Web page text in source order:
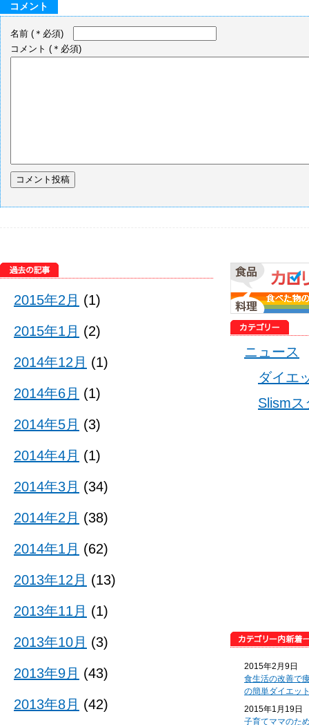
コメント
名前 (＊必須)
コメント (＊必須)
ニュース
ダイエ
Slism
2015年2月9日
食生活の改善で
の簡単ダイエッ
2015年1月19日
子育てママのた
2015年2月 (1)
2015年1月 (2)
2014年12月 (1)
2014年6月 (1)
2014年5月 (3)
2014年4月 (1)
2014年3月 (34)
2014年2月 (38)
2014年1月 (62)
2013年12月 (13)
2013年11月 (1)
2013年10月 (3)
2013年9月 (43)
2013年8月 (42)